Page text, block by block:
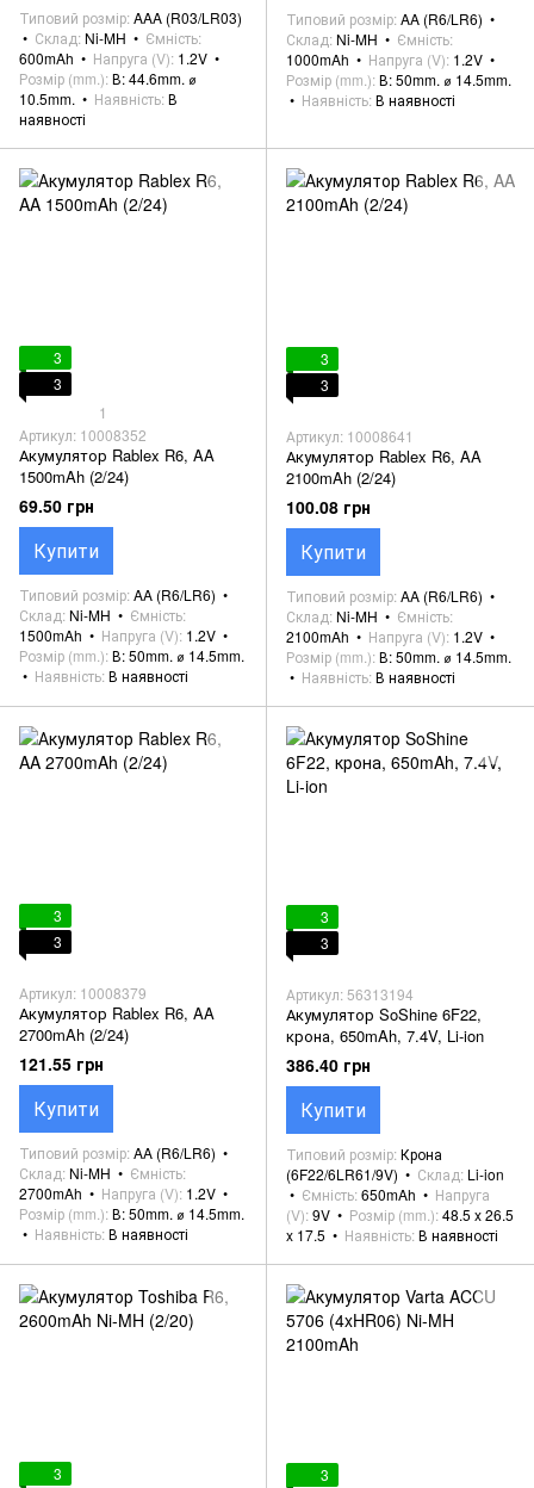
Типовий розмір AAA (R03/LR03)
Склад Ni-MH
Ємність
600mAh
Напруга (V) 1.2V
Розмір (mm.) В: 44.6mm. ⌀
10.5mm.
Наявність В
наявності
Типовий розмір AA (R6/LR6)
Склад Ni-MH
Ємність
1000mAh
Напруга (V) 1.2V
Розмір (mm.) В: 50mm. ⌀ 14.5mm.
Наявність В наявності
3
3
1
Артикул: 10008352
Акумулятор Rablex R6, AA
1500mAh (2/24)
69.50 грн
Купити
Типовий розмір AA (R6/LR6)
Склад Ni-MH
Ємність
1500mAh
Напруга (V) 1.2V
Розмір (mm.) В: 50mm. ⌀ 14.5mm.
Наявність В наявності
3
3
Артикул: 10008641
Акумулятор Rablex R6, AA
2100mAh (2/24)
100.08 грн
Купити
Типовий розмір AA (R6/LR6)
Склад Ni-MH
Ємність
2100mAh
Напруга (V) 1.2V
Розмір (mm.) В: 50mm. ⌀ 14.5mm.
Наявність В наявності
3
3
Артикул: 10008379
Акумулятор Rablex R6, AA
2700mAh (2/24)
121.55 грн
Купити
Типовий розмір AA (R6/LR6)
Склад Ni-MH
Ємність
2700mAh
Напруга (V) 1.2V
Розмір (mm.) В: 50mm. ⌀ 14.5mm.
Наявність В наявності
3
3
Артикул: 56313194
Акумулятор SoShine 6F22,
крона, 650mAh, 7.4V, Li-ion
386.40 грн
Купити
Типовий розмір Крона
(6F22/6LR61/9V)
Склад Li-ion
Ємність 650mAh
Напруга
(V) 9V Розмір (mm.) 48.5 x 26.5
x 17.5
Наявність В наявності
3
3